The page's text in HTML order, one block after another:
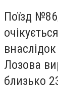
Поїзд
Лозова
близько